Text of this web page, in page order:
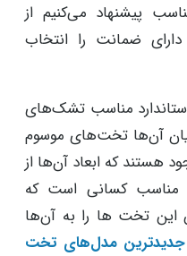
پیشنهاد می‌کنیم از
ضمانت را انتخاب
مناسب تشک‌های
آن‌ها تخت‌های موسوم
هستند که ابعاد آن‌ها از
و مناسب کسانی است که
این تخت ها را به آن‌ها
مدل‌های تخت